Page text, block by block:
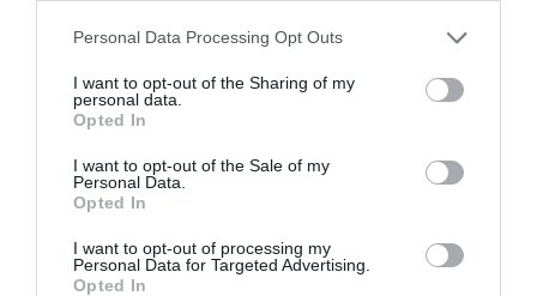
Personal Data Processing Opt Outs
I want to opt-out of the Sharing of my
personal data.
Opted In
I want to opt-out of the Sale of my
Personal Data.
Opted In
I want to opt-out of processing my
Personal Data for Targeted Advertising.
Opted In